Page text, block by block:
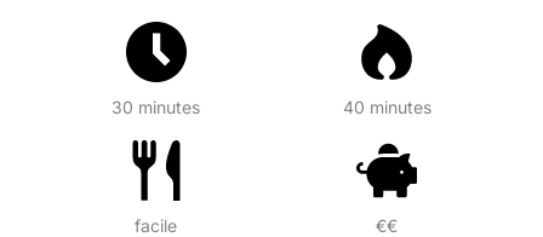
30 minutes 40 minutes
facile €€